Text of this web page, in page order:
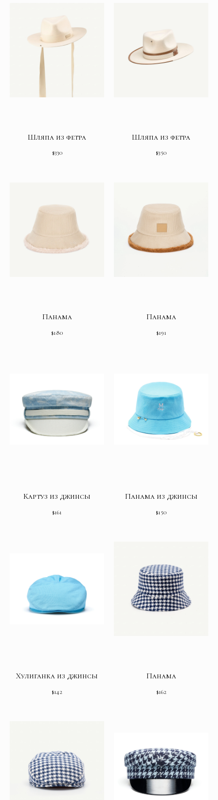
Шляпа из фетра
$330
Шляпа из фетра
$350
Панама
$180
Панама
$191
Картуз из джинсы
$161
Панама из джинсы
$150
Хулиганка из джинсы
$142
Панама
$162